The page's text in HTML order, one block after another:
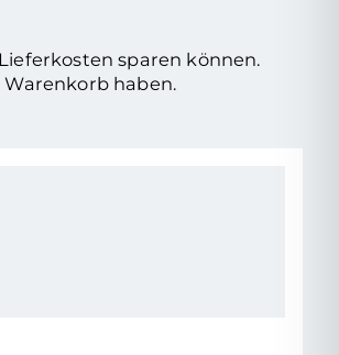
sparen können.
haben.